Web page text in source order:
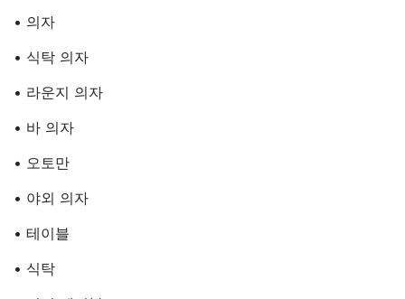
• 의자
• 식탁 의자
• 라운지 의자
• 바 의자
• 오토만
• 야외 의자
• 테이블
• 식탁